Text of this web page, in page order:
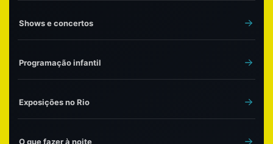
Shows e concertos
Programação infantil
Exposições no Rio
O que fazer à noite